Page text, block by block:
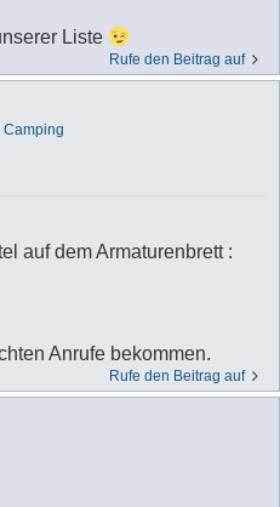
Liste
Rufe den Beitrag auf
Camping
auf dem Armaturenbrett :
Anrufe bekommen.
Rufe den Beitrag auf